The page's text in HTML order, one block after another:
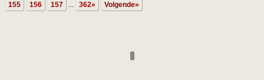
155 156 157 ... 362» Volgende»